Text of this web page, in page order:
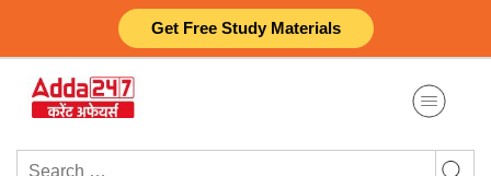
Get Free Study Materials
content
Search